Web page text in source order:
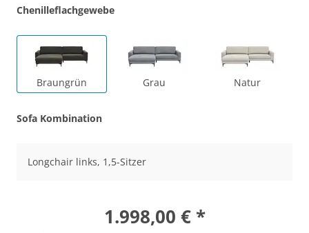
Chenilleflachgewebe
Braungrün Grau Natur
Sofa Kombination
Longchair links, 1,5-Sitzer
1.998,00 € *